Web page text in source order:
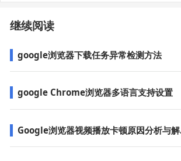
继续阅读
google浏览器下载任务异常检测方法
google Chrome浏览器多语言支持设置
Google浏览器视频播放卡顿原因分析与解决方法